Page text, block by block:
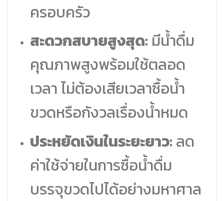
ครอบครัว
สะดวกสบายสูงสุด: มีน้ำดื่ม
คุณภาพสูงพร้อมใช้ตลอด
เวลา ไม่ต้องเสียเวลาซื้อน้ำ
ขวดหรือกังวลเรื่องน้ำหมด
ประหยัดเงินในระยะยาว: ลด
ค่าใช้จ่ายในการซื้อน้ำดื่ม
บรรจุขวดไปได้อย่างมหาศาล